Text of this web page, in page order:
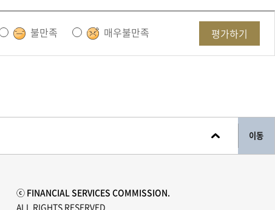
불만족 매우불만족 평가하기
이동
ⓒ FINANCIAL SERVICES COMMISSION.
ALL RIGHTS RESERVED.